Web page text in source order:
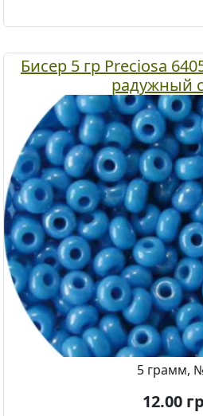
Бисер 5 гр Preciosa
радужный
5 грамм,
12.00